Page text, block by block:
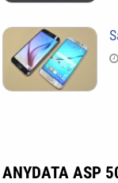
ANYDATA ASP